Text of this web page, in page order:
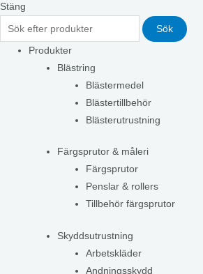
Stäng
Sök
Produkter
Blästring
Blästermedel
Blästertillbehör
Blästerutrustning
Färgsprutor & måleri
Färgsprutor
Penslar & rollers
Tillbehör färgsprutor
Skyddsutrustning
Arbetskläder
Andningsskydd